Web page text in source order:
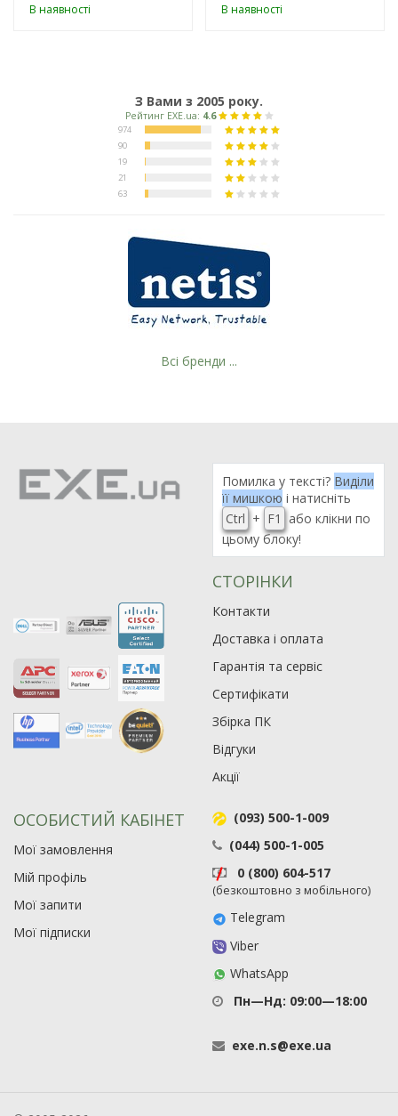
В наявності В наявності
З Вами з 2005 року.
90
Всі бренди ...
Помилка у тексті? Виділи
її мишкою і натисніть
Ctrl + F1
або клікни по
цьому блоку!
СТОРІНКИ
Контакти
Доставка і оплата
Гарантія та сервіс
Сертифікати
Збірка ПК
Відгуки
Акції
ОСОБИСТИЙ КАБІНЕТ
Мої замовлення
Мій профіль
Мої запити
Мої підписки
(093) 500-1-009
(044) 500-1-005
0 (800) 604-517
(безкоштовно з мобільного)
Telegram
Viber
WhatsApp
Пн—Нд: 09:00—18:00
exe.n.s@exe.ua